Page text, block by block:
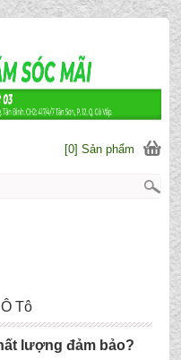
lượng đảm bảo?
Tô
[0] Sản phẩm